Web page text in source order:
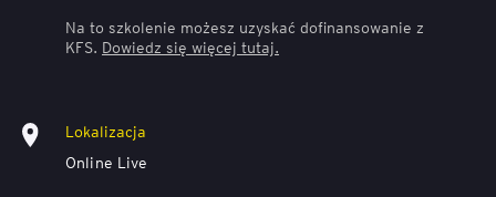
Na to szkolenie możesz uzyskać dofinansowanie z
KFS. Dowiedz się więcej tutaj.
Lokalizacja
Online Live